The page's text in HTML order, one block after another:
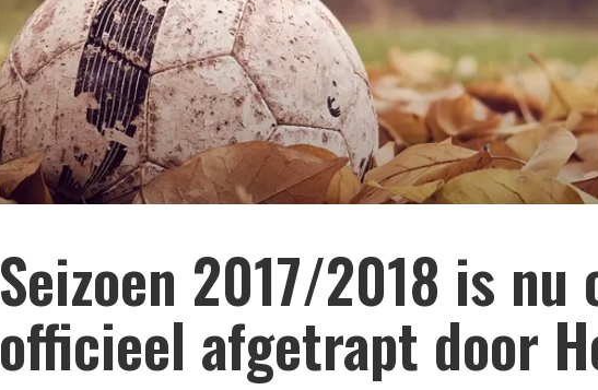
Seizoen 2017/2018 is nu
officieel afgetrapt door